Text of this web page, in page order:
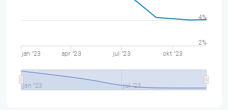
jan "23 apr "23 jul "23 okt "23
jan "23 jul "23
2%
4%